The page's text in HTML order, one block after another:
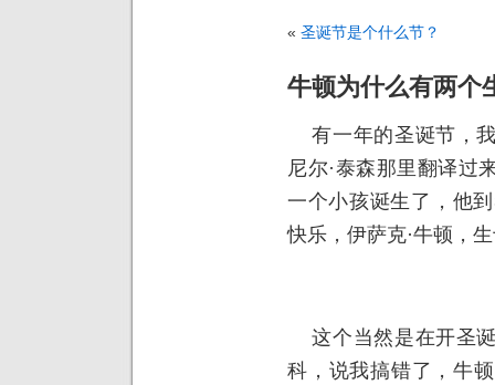
« 圣诞节是个什么节？
牛顿为什么有两个
有一年的圣诞节，
尼尔·泰森那里翻译过
一个小孩诞生了，他
快乐，伊萨克·牛顿，
这个当然是在开圣
科，说我搞错了，牛